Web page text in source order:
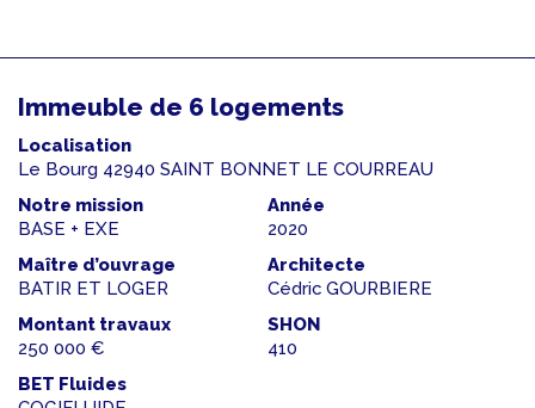
Immeuble de 6 logements
Localisation
Le Bourg 42940 SAINT BONNET LE COURREAU
Notre mission
BASE + EXE
Année
2020
Maître d’ouvrage
BATIR ET LOGER
Architecte
Cédric GOURBIERE
Montant travaux
250 000 €
SHON
410
BET Fluides